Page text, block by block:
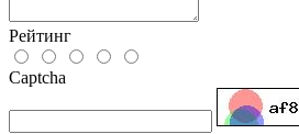
Рейтинг
Captcha